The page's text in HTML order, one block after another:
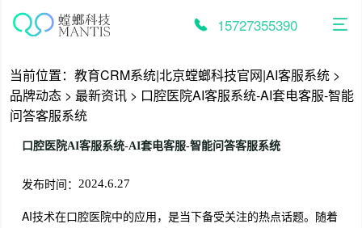
15727355390
当前位置： 教育CRM系统|北京螳螂科技官网|AI客服系统 >
品牌动态 > 最新资讯 > 口腔医院AI客服系统-AI套电客服-智能
问答客服系统
口腔医院AI客服系统-AI套电客服-智能问答客服系统
发布时间： 2024.6.27
AI技术在口腔医院中的应用，是当下备受关注的热点话题。随着